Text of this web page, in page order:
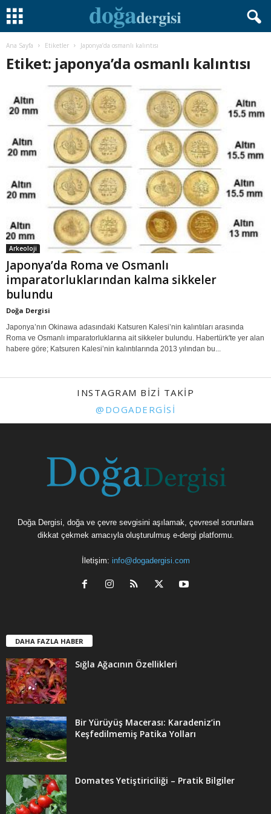
Ana Sayfa Etiketler Japonya’da osmanlı kalıntısı
Etiket: japonya’da osmanlı kalıntısı
Arkeoloji
Japonya’da Roma ve Osmanlı
imparatorluklarından kalma sikkeler
bulundu
Doğa Dergisi
Japonya’nın Okinawa adasındaki Katsuren Kalesi’nin kalıntıları arasında
Roma ve Osmanlı imparatorluklarına ait sikkeler bulundu. Habertürk'te yer alan
habere göre; Katsuren Kalesi’nin kalıntılarında 2013 yılından bu...
INSTAGRAM BIZI TAKIP
@DOGADERGISI
Doğa Dergisi, doğa ve çevre sevgisini aşılamak, çevresel sorunlara
dikkat çekmek amacıyla oluşturulmuş e-dergi platformu.
İletişim: info@dogadergisi.com
DAHA FAZLA HABER
Sığla Ağacının Özellikleri
Bir Yürüyüş Macerası: Karadeniz’in
Keşfedilmemiş Patika Yolları
Domates Yetiştiriciliği – Pratik Bilgiler